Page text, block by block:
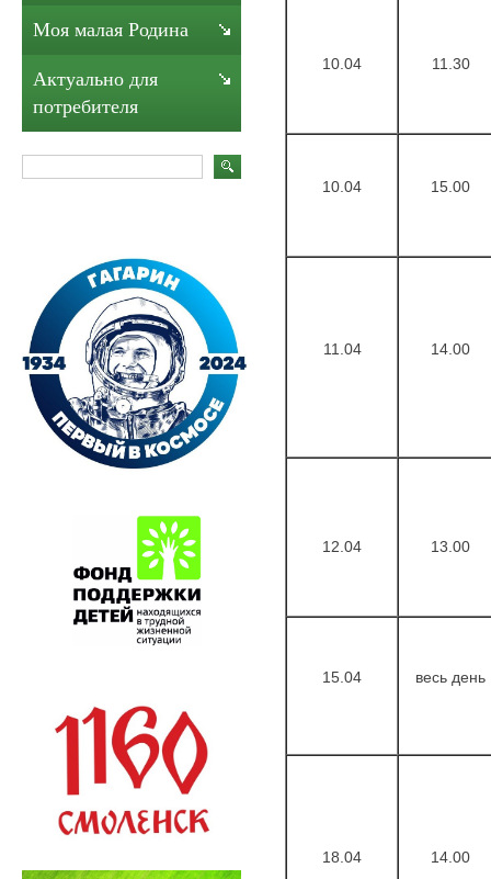
10.04 11.30
10.04 15.00
11.04 14.00
12.04 13.00
15.04 весь день
18.04 14.00
Моя малая Родина
Актуально для
потребителя